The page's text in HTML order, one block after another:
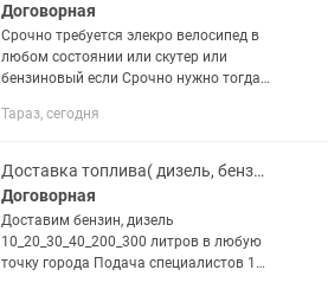
Договорная
Срочно требуется элекро велосипед в
любом состоянии или скутер или
бензиновый если Срочно нужно тогда
жду ваш ответ или вариант
Тараз, сегодня
Доставка топлива( дизель, бензин АИ-92,95)
Договорная
Доставим бензин, дизель
10_20_30_40_200_300 литров в любую
точку города Подача специалистов 15-